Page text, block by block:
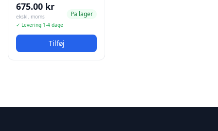
675.00 kr
ekskl. moms
✓ Levering 1-4 dage
Pa lager
Tilføj